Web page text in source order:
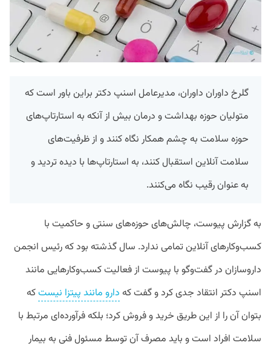
گلرخ داوران داوران، مدیرعامل اسنپ دکتر براین باور است که
متولیان حوزه بهداشت و درمان بیش از آنکه به استارتاپ‌های
حوزه سلامت به چشم همکار نگاه کنند و از ظرفیت‌های
سلامت آنلاین استقبال کنند، به استارتاپ‌ها با دیده تردید و
به عنوان رقیب نگاه می‌کنند.
به گزارش پیوست، چالش‌های حوزه‌های سنتی و حاکمیت با
کسب‌وکارهای آنلاین تمامی ندارد. سال گذشته بود که رئیس انجمن
داروسازان در گفت‌وگو با پیوست از فعالیت کسب‌وکارهایی مانند
اسنپ دکتر انتقاد جدی کرد و گفت که دارو مانند پیتزا نیستکه
بتوان آن را از این طریق خرید و فروش کرد؛ بلکه فرآورده‌ای مرتبط با
سلامت افراد است و باید مصرف آن توسط مسئول فنی به بیمار